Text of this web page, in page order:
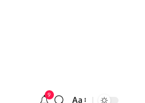
9
Aa